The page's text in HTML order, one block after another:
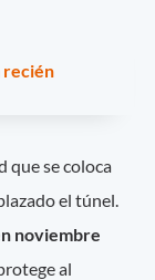
recién
que se coloca
el túnel.
noviembre
al